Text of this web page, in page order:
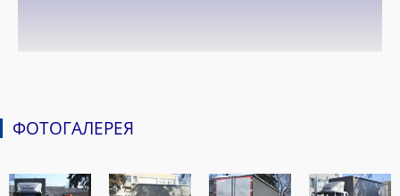
ФОТОГАЛЕРЕЯ